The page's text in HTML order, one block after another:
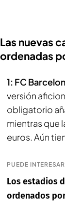
Las nuevas
ordenadas
1: FC
versión
obligatorio
mientras que
euros. Aún
PUEDE
Los estadios
ordenados